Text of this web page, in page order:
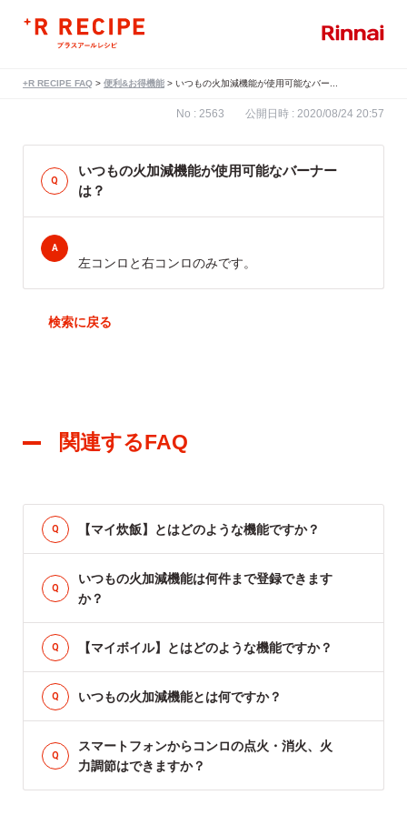
+R RECIPE FAQ > 便利&お得機能 > いつもの火加減機能が使用可能なバー...
No : 2563 公開日時 : 2020/08/24 20:57
いつもの火加減機能が使用可能なバーナー
は？
左コンロと右コンロのみです。
戻る
関連するFAQ
【マイ炊飯】とはどのような機能ですか？
いつもの火加減機能は何件まで登録できます
か？
【マイボイル】とはどのような機能ですか？
いつもの火加減機能とは何ですか？
スマートフォンからコンロの点火・消火、火
力調節はできますか？